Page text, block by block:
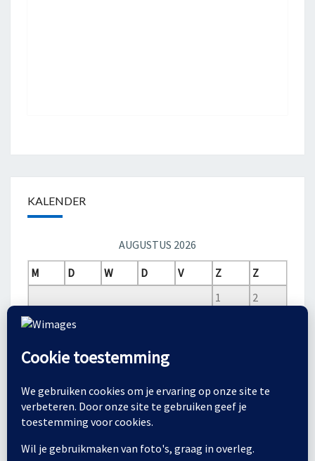
KALENDER
AUGUSTUS 2026
M
D W D V Z
Z
1
2
3
4
24
25 26 27 28 29
30
31